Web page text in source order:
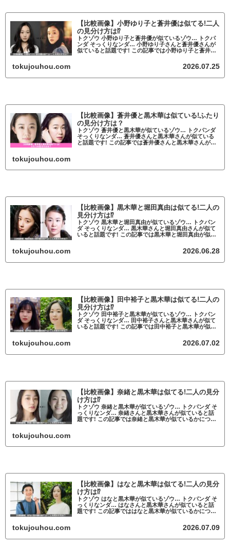
【比較画像】小野ゆり子と蒼井優は似てる!二人
の見分け方は⁉
トクゾウ 小野ゆり子と蒼井優が似ているゾウ… トクパ
ンダ そっくりなンダ… 小野ゆり子さんと蒼井優さんが
似ていると話題です! この記事では小野ゆり子と蒼井優
tokujouhou.com 2026.07.25
【比較画像】蒼井優と黒木華は似ている!ふたり
の見分け方は？
トクゾウ 蒼井優と黒木華が似ているゾウ… トクパンダ
そっくりなンダ… 蒼井優さんと黒木華さんが似ている
と話題です! この記事では蒼井優さんと黒木華さんが似
tokujouhou.com
【比較画像】黒木華と堀田真由は似てる!二人の
見分け方は⁉
トクゾウ 黒木華と堀田真由が似ているゾウ… トクパン
ダ そっくりなンダ… 黒木華さんと堀田真由さんが似て
いると話題です! この記事では黒木華と堀田真由が似て
tokujouhou.com 2026.06.28
【比較画像】田中裕子と黒木華は似てる!二人の
見分け方は⁉
トクゾウ 田中裕子と黒木華が似ているゾウ… トクパン
ダ そっくりなンダ… 田中裕子さんと黒木華さんが似て
いると話題です! この記事では田中裕子と黒木華が似て
tokujouhou.com 2026.07.02
【比較画像】奈緒と黒木華は似てる!二人の見分
け方は⁉
トクゾウ 奈緒と黒木華が似ているゾウ… トクパンダ そ
っくりなンダ… 奈緒さんと黒木華さんが似ていると話
題です! この記事では奈緒と黒木華が似ているかについ
tokujouhou.com
【比較画像】はなと黒木華は似てる!二人の見分
け方は⁉
トクゾウ はなと黒木華が似ているゾウ… トクパンダ そ
っくりなンダ… はなさんと黒木華さんが似ていると話
題です! この記事でははなと黒木華が似ているかについ
tokujouhou.com 2026.07.09